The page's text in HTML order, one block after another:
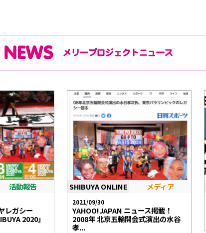
活動報告
レガシー
2020」
SHIBUYA ONLINE メディア
2021/09/30
YAHOO!JAPAN ニュース掲載！
2008年 北京五輪開会式演出の水谷
孝...